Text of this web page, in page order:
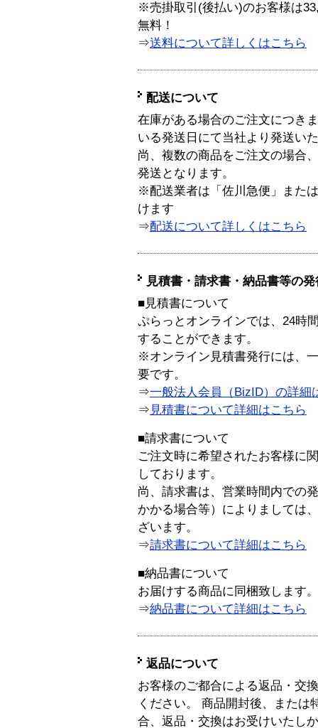
※売掛取引(後払い)のお客様は
無料！
⇒送料について詳しくはこちら
配送について
在庫がある場合のご注文につき
いる発送日にて当社より発送い
尚、複数の商品をご注文の場合
発送となります。
※配送業者は「佐川急便」また
けます
⇒配送について詳しくはこちら
見積書・請求書・納品書等の
■見積書について
ぷらっとオンラインでは、24時
することができます。
※オンライン見積書発行には、
要です。
⇒一般法人会員（BizID）の詳細
⇒ 見積書について詳細はこちら
■請求書について
ご注文時に希望されたお客様に
しております。
尚、請求書は、営業時間内での
かかる場合等）によりましては
ざいます。
⇒請求書について詳細はこちら
■納品書について
お届けする商品に同梱致します。
⇒納品書について詳細はこちら
返品について
お客様のご都合による返品・交
ください。 商品開封後、または
合、返品・交換はお受けいたし